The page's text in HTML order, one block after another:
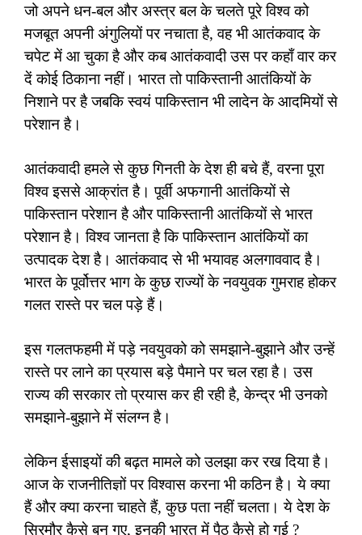
जो अपने धन-बल और अस्त्र बल के चलते पूरे विश्व को
मजबूत अपनी अंगुलियों पर नचाता है, वह भी आतंकवाद के
चपेट में आ चुका है और कब आतंकवादी उस पर कहाँ वार कर
दें कोई ठिकाना नहीं। भारत तो पाकिस्तानी आतंकियों के
निशाने पर है जबकि स्वयं पाकिस्तान भी लादेन के आदमियों से
परेशान है।
आतंकवादी हमले से कुछ गिनती के देश ही बचे हैं, वरना पूरा
विश्व इससे आक्रांत है। पूर्वी अफगानी आतंकियों से
पाकिस्तान परेशान है और पाकिस्तानी आतंकियों से भारत
परेशान है। विश्व जानता है कि पाकिस्तान आतंकियों का
उत्पादक देश है। आतंकवाद से भी भयावह अलगाववाद है।
भारत के पूर्वोत्तर भाग के कुछ राज्यों के नवयुवक गुमराह होकर
गलत रास्ते पर चल पड़े हैं।
इस गलतफहमी में पड़े नवयुवको को समझाने-बुझाने और उन्हें
रास्ते पर लाने का प्रयास बड़े पैमाने पर चल रहा है। उस
राज्य की सरकार तो प्रयास कर ही रही है, केन्द्र भी उनको
समझाने-बुझाने में संलग्न है।
लेकिन ईसाइयों की बढ़त मामले को उलझा कर रख दिया है।
आज के राजनीतिज्ञों पर विश्वास करना भी कठिन है। ये क्या
हैं और क्या करना चाहते हैं, कुछ पता नहीं चलता। ये देश के
सिरमौर कैसे बन गए, इनकी भारत में पैठ कैसे हो गई ?